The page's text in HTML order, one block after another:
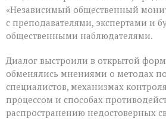
«Независимый общественный
с преподавателями, экспертами и
общественными наблюдателями.
Диалог выстроили в открытой
обменялись мнениями о методах
специалистов, механизмах
процессом и способах
распространению недостоверных